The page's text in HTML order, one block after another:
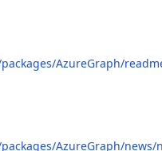
AzureGraph/
AzureGraph/news/